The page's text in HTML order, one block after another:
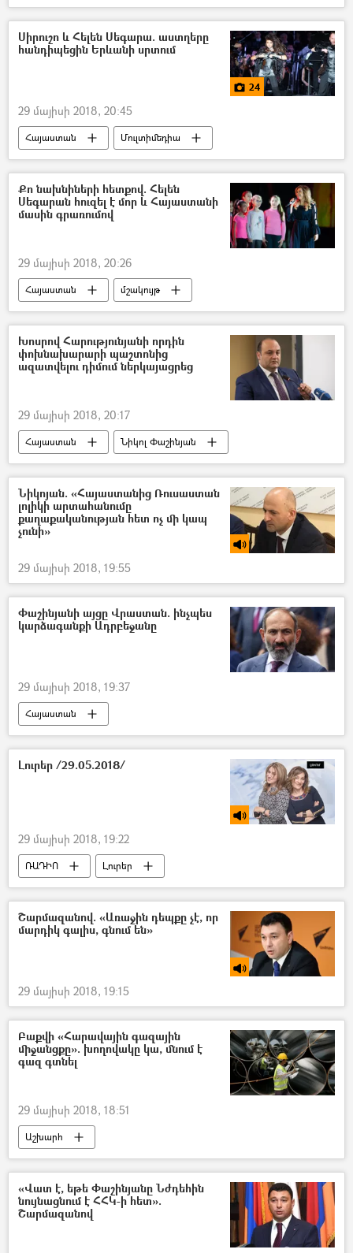
Սիրուշո և Հելեն Սեգարա. աստղերը
հանդիպեցին Երևանի սրտում
24
29 մայիսի 2018, 20:45
Հայաստան
Մուլտիմեդիա
հասարակություն
Լուսանկարներ
Զբոսաշրջություն
մշակույթ
Քո նախնիների հետքով. Հելեն
Սեգարան հուզել է մոր և Հայաստանի
մասին գրառումով
29 մայիսի 2018, 20:26
Հայաստան մշակույթ
Խոսրով Հարությունյանի որդին
փոխնախարարի պաշտոնից
ազատվելու դիմում ներկայացրեց
29 մայիսի 2018, 20:17
Հայաստան Նիկոլ Փաշինյան
Նիկոյան. «Հայաստանից Ռուսաստան
լոլիկի արտահանումը
քաղաքականության հետ ոչ մի կապ
չունի»
29 մայիսի 2018, 19:55
Փաշինյանի այցը Վրաստան. ինչպես
կարձագանքի Ադրբեջանը
29 մայիսի 2018, 19:37
Հայաստան
Լուրեր /29.05.2018/
29 մայիսի 2018, 19:22
ՌԱԴԻՈ Լուրեր
Շարմազանով. «Առաջին դեպքը չէ, որ
մարդիկ գալիս, գնում են»
29 մայիսի 2018, 19:15
Բաքվի «Հարավային գազային
միջանցքը». խողովակը կա, մնում է
գազ գտնել
29 մայիսի 2018, 18:51
Աշխարհ
«Վատ է, եթե Փաշինյանը Նժդեհին
նույնացնում է ՀՀԿ-ի հետ».
Շարմազանով